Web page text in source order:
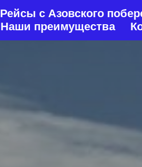
Рейсы с Азовского
Наши преимущества